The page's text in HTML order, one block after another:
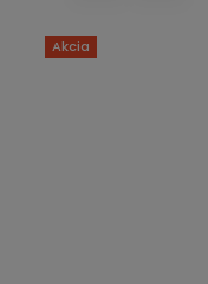
Akcia